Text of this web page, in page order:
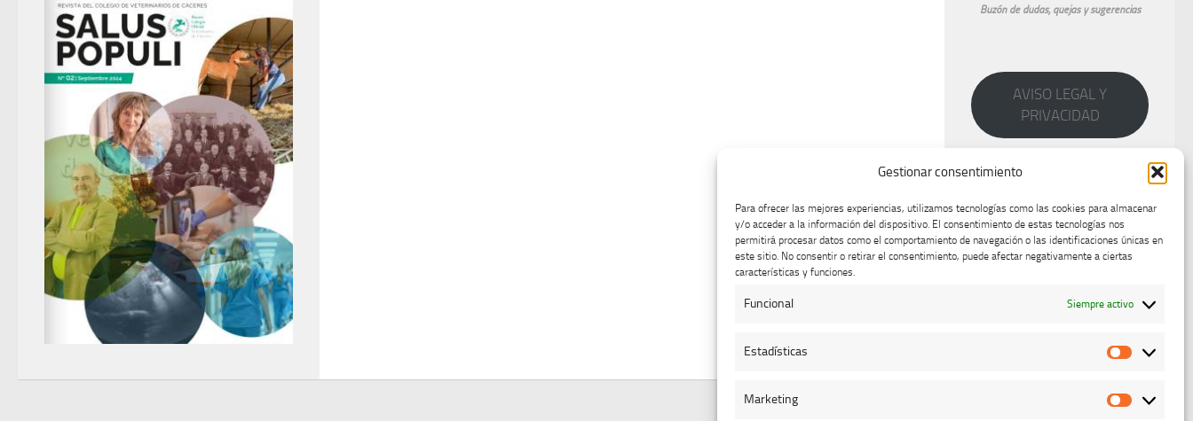
Gestionar consentimiento
Para ofrecer las mejores experiencias, utilizamos tecnologías como las cookies para almacenar
y/o acceder a la información del dispositivo. El consentimiento de estas tecnologías nos
permitirá procesar datos como el comportamiento de navegación o las identificaciones únicas en
este sitio. No consentir o retirar el consentimiento, puede afectar negativamente a ciertas
características y funciones.
Funcional Siempre activo
Estadísticas
Marketing
Marketing
Buzón de dudas, quejas y sugerencias
AVISO LEGAL Y
PRIVACIDAD